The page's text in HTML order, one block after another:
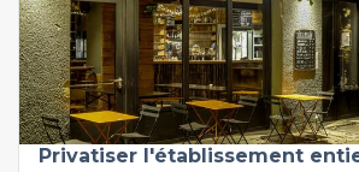
Privatiser l'établissement